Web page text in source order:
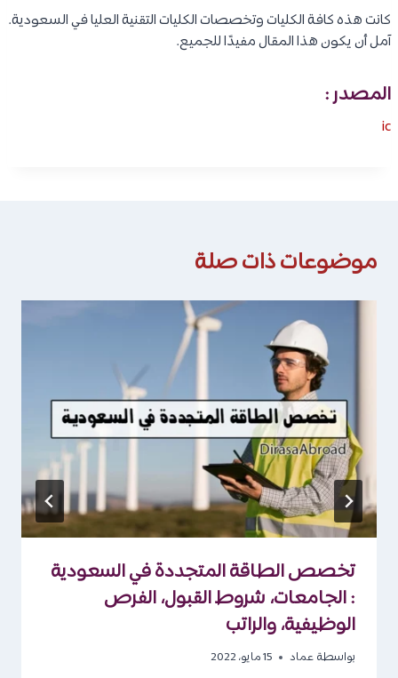
كانت هذه كافة الكليات وتخصصات الكليات التقنية العليا في السعودية.
آمل أن يكون هذا المقال مفيدًا للجميع.
المصدر :
ic
موضوعات ذات صلة
تخصص الطاقة المتجددة في السعودية
: الجامعات، شروط القبول، الفرص
الوظيفية، والراتب
بواسطة عماد 15 مايو، 2022